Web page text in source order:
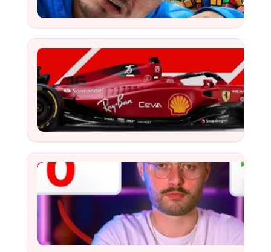
Watch
YouTube Video
Watch
YouTube Video
Watch